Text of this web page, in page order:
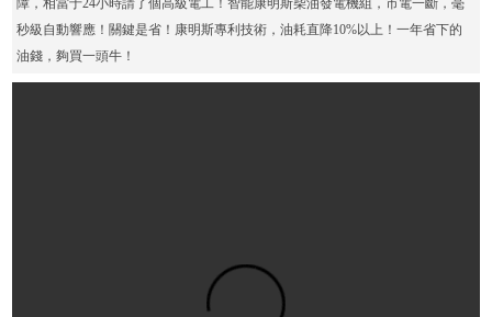
秒級自動響應！關鍵是省！康明斯專利技術，油耗直降10%以上！一年省下的
油錢，夠買一頭牛！